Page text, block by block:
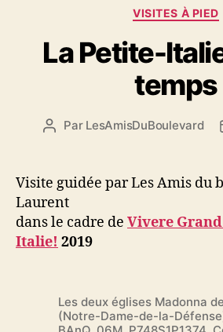
VISITES À PIED
La Petite-
temps
Auteur
Par LesAmisDuBoulevard
Visite guidée par Les Amis du
Laurent
dans le cadre de Vivere
Italie! 2019
Les deux églises Madonna
(Notre-Dame-de-la-